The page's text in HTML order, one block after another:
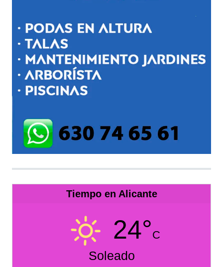
Tiempo en Alicante
24°C
Soleado